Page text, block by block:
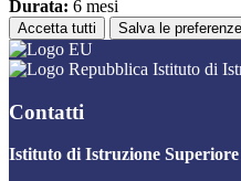
Durata: 6 mesi
Accetta tutti Salva le preferenze
Istituto di
Contatti
Istituto di Istruzione